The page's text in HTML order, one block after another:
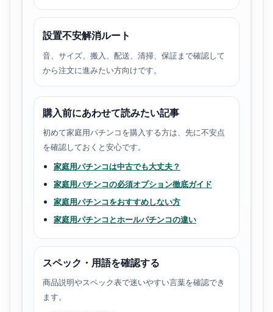
設置不安解消ルート
音、サイズ、搬入、配送、清掃、保証まで確認して
から注文に進みたい方向けです。
購入前にあわせて読みたい記事
初めて家庭用パチンコを購入する方は、先に不安点
を確認しておくと安心です。
家庭用パチンコは中古でも大丈夫？
家庭用パチンコの必須オプション徹底ガイド
家庭用パチンコをおすすめしない方
家庭用パチンコとホールパチンコの違い
スペック・用語を確認する
商品説明やスペック表で迷いやすい言葉を確認でき
ます。